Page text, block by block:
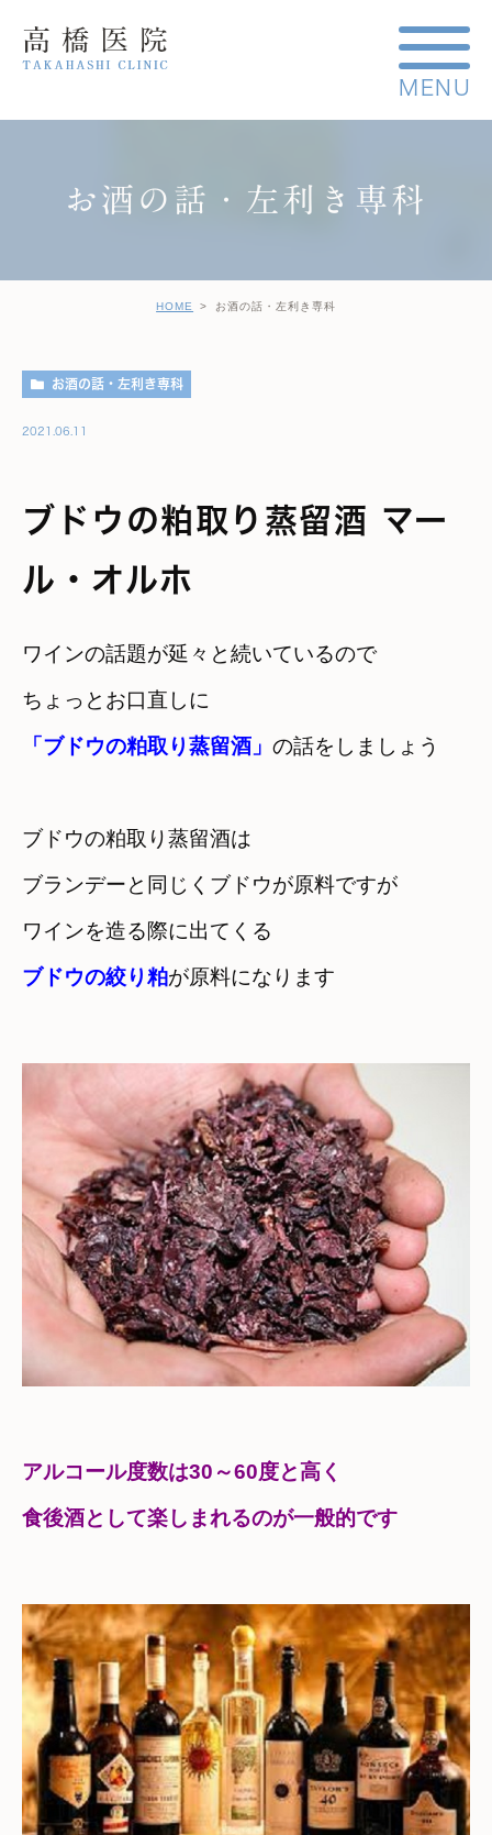
お酒の話・左利き専科
HOME お酒の話・左利き専科
お酒の話・左利き専科
2021.06.11
ブドウの粕取り蒸留酒 マー
ル・オルホ
ワインの話題が延々と続いているので
「ブドウの粕取り蒸留酒」 の話をしましょう
ブドウの粕取り蒸留酒は
ブランデーと同じくブドウが原料ですが
ブドウの絞り粕
アルコール度数は30～60度と高く
食後酒として楽しまれるのが一般的です